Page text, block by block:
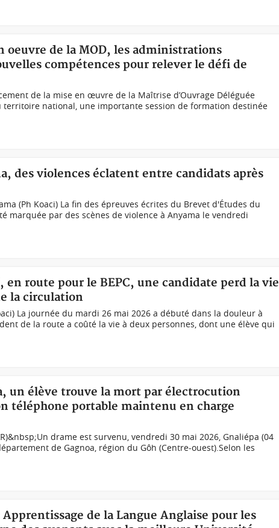
oeuvre de la MOD, les administrations
compétences pour relever le défi de
de la mise en œuvre de la Maîtrise d’Ouvrage Déléguée
territoire national, une importante session de formation destinée
des violences éclatent entre candidats après
(Ph Koaci) La fin des épreuves écrites du Brevet d'Études du
marquée par des scènes de violence à Anyama le vendredi
route pour le BEPC, une candidate perd la vie
la circulation
La journée du mardi 26 mai 2026 a débuté dans la douleur à
de la route a coûté la vie à deux personnes, dont une élève qui
un élève trouve la mort par électrocution
téléphone portable maintenu en charge
drame est survenu, vendredi 30 mai 2026, Gnaliépa (04
de Gagnoa, région du Gôh (Centre-ouest).Selon les
de la Langue Anglaise pour les